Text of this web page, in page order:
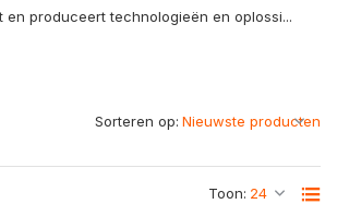
en produceert technologieën en oplossi...
Toon:
Sorteren op: